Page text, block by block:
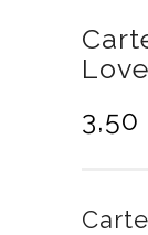
3,50